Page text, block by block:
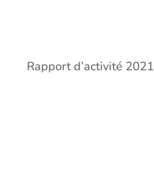
Rapport d’activité 2021